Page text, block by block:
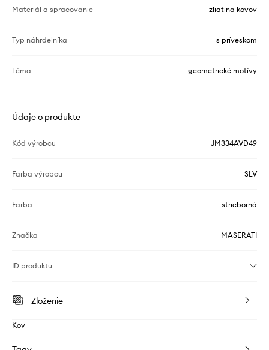
Materiál a spracovanie zliatina kovov
Typ náhrdelníka s príveskom
Téma geometrické motívy
Údaje o produkte
Kód výrobcu JM334AVD49
Farba výrobcu SLV
Farba strieborná
Značka MASERATI
ID produktu
Zloženie
Kov